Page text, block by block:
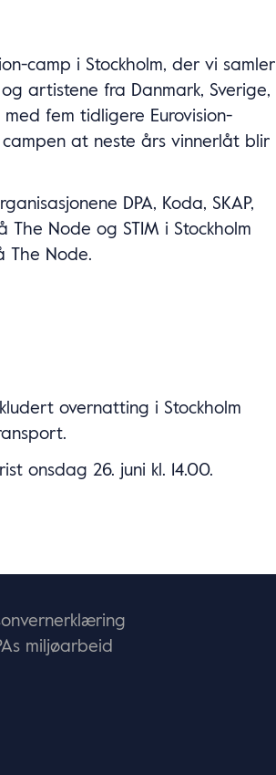
camp i Stockholm, der vi samler
artistene fra Danmark, Sverige,
fem tidligere Eurovision-
at neste års vinnerlåt blir
DPA, Koda, SKAP,
Node og STIM i Stockholm
The Node.
overnatting i Stockholm
onsdag 26. juni kl. 14.00.
miljøarbeid